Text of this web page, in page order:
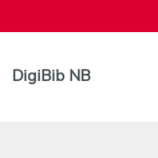
DigiBib NB